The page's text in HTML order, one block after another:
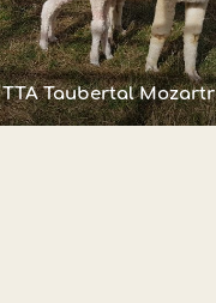
TTA Taubertal Mozartr